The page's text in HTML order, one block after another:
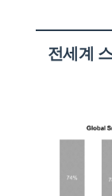
전세계